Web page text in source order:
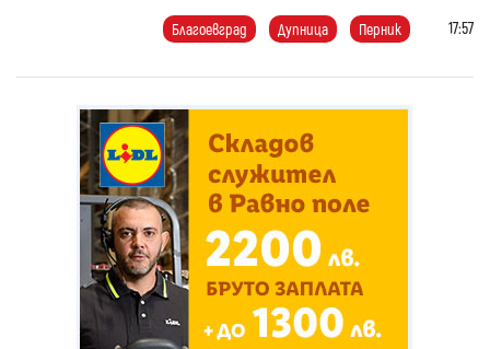
Благоевград Дупница Перник 17:57